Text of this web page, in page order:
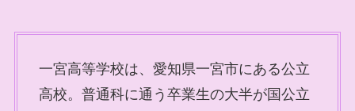
一宮高等学校は、愛知県一宮市にある公立
高校。普通科に通う卒業生の大半が国公立